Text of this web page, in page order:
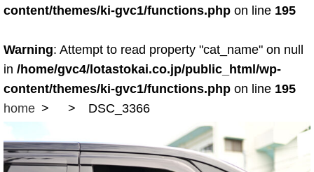
レンタカー
content/themes/ki-gvc1/functions.php on line 195
Warning: Attempt to read property "cat_name" on null
in /home/gvc4/lotastokai.co.jp/public_html/wp-
content/themes/ki-gvc1/functions.php on line 195
home
DSC_3366